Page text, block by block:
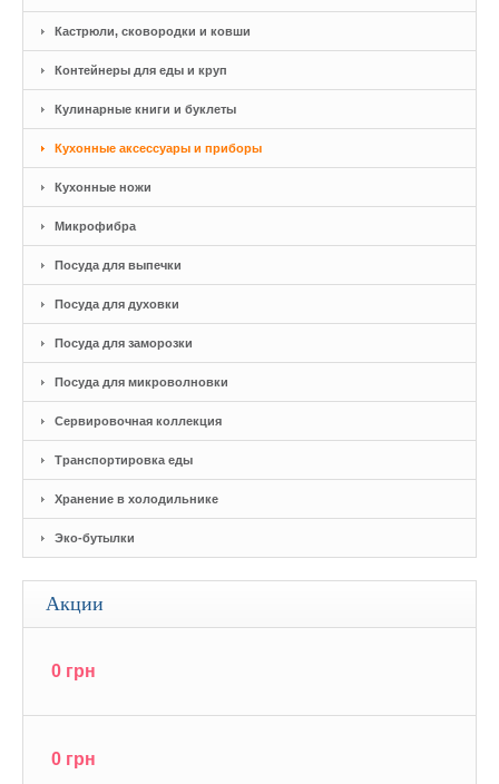
Кастрюли, сковородки и ковши
Контейнеры для еды и круп
Кулинарные книги и буклеты
Кухонные аксессуары и приборы
Кухонные ножи
Микрофибра
Посуда для выпечки
Посуда для духовки
Посуда для заморозки
Посуда для микроволновки
Сервировочная коллекция
Транспортировка еды
Хранение в холодильнике
Эко-бутылки
Акции
0 грн
0 грн